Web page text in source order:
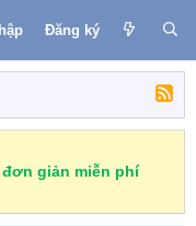
Đăng ký
giản miễn phí